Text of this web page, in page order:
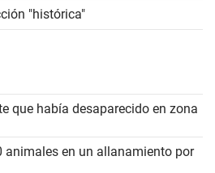
"histórica"
que había desaparecido en zona
animales en un allanamiento por